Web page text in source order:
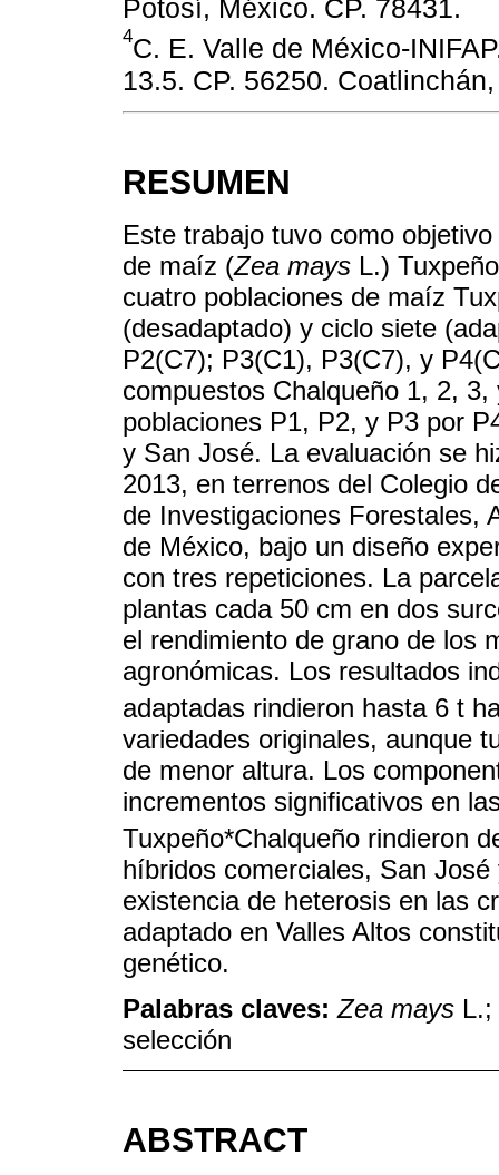
Potosí, México. CP. 78431.
4C. E. Valle de México-
13.5. CP. 56250.
RESUMEN
Este trabajo tuvo como
de maíz (Zea mays L.)
cuatro poblaciones de maíz
(desadaptado) y ciclo siete
P2(C7); P3(C1), P3(C7), y
compuestos Chalqueño 1, 2,
poblaciones P1, P2, y P3 por
y San José. La evaluación se
2013, en terrenos del Colegio
de Investigaciones Forestales,
de México, bajo un diseño
con tres repeticiones. La
plantas cada 50 cm en dos
el rendimiento de grano de los
agronómicas. Los resultados
adaptadas rindieron hasta 6 t
variedades originales, aunque
de menor altura. Los
incrementos significativos en
Tuxpeño*Chalqueño rindieron
híbridos comerciales, San
existencia de heterosis en las
adaptado en Valles Altos
genético.
Palabras claves:Zea mays
selección
ABSTRACT